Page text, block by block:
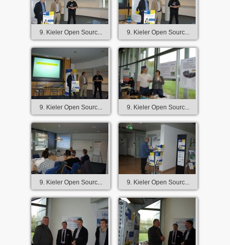
9. Kieler Open Sourc... 9. Kieler Open Sourc...
9. Kieler Open Sourc... 9. Kieler Open Sourc...
9. Kieler Open Sourc... 9. Kieler Open Sourc...